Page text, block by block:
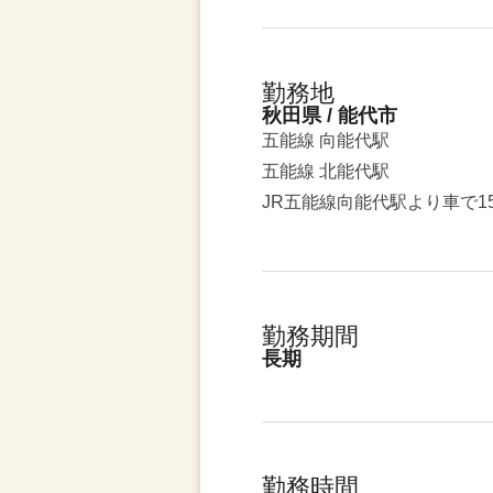
勤務地
秋田県 / 能代市
五能線 向能代駅
五能線 北能代駅
JR五能線向能代駅より車で
勤務期間
長期
勤務時間